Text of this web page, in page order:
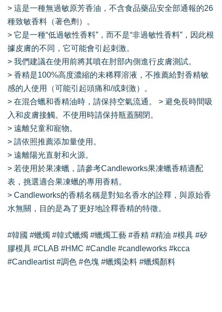
> 這是一種無過敏原芳香油，不含食品藥品安全部通報的26
種致敏香料（著色劑）。
> 它是一種“低過敏性香料”，而不是“非過敏性香料”，因此根
據皮膚的不同，它可能會引起刺激。
> 我們建議在使用前將其噴在肘部內側進行皮膚測試。
> 香精是100%高度濃縮的未稀釋溶液，不推薦給對香精敏
感的人使用（可能引起頭痛和/或刺激）。
> 在混合蠟和香精油時，請保持空氣流通。 > 避免長時間吸
入和皮膚接觸。不使用時請保持瓶蓋關閉。
> 遠離兒童和寵物。
> 請依照推薦添加量使用。
> 遠離陽光直射和火源。
> 若使用於果凍蠟，請參考Candleworks果凍蠟香精適配
表，挑選適合果凍蠟的專用香精。
> Candleworks的香精名稱是對知名香水的詮釋，與原始香
水無關，目的是為了更好地詮釋香精的特徵。
#韓國 #蠟燭 #韓式蠟燭 #蠟燭工藝 #香精 #精油 #模具 #矽
膠模具 #CLAB #HMC #Candle #candleworks #kcca
#Candleartist #調色 #色塊 #蠟燭染料 #蠟燭顏料